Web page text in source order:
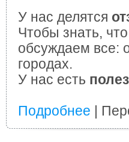
У нас делятся
Чтобы знать,
обсуждаем все:
городах.
У нас есть
Подробнее |